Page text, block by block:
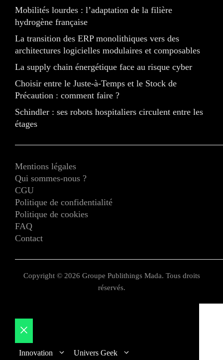
Mobilités lourdes : l’adaptation de la filière
hydrogène française
La transition des ERP monolithiques vers des
architectures logicielles modulaires et composables
La supply chain énergétique face au risque cyber
Choisir entre le Juste-à-Temps et le Stock de
Précaution : comment faire ?
Schindler : ses robots hospitaliers circulent entre les
étages
Mentions légales
Qui sommes-nous ?
CGU
Politique de confidentialité
Politique de cookies
FAQ
Contact
Copyright © 2026 Groupe Publithings Mada. Tous droits
réservés.
Fermer
Innovation Univers Geek